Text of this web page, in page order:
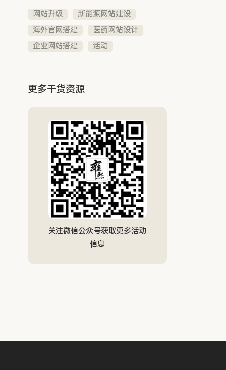
网站升级
新能源网站建设
海外官网搭建
医药网站设计
企业网站搭建
活动
更多干货资源
关注微信公众号获取更多活动
信息